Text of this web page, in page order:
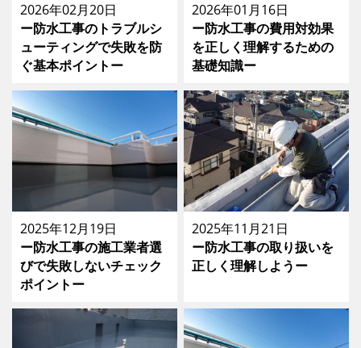
2026年02月20日
ー防水工事のトラブルシ
ューティングで失敗を防
ぐ基本ポイントー
2026年01月16日
ー防水工事の費用対効果
を正しく理解するための
基礎知識ー
2025年12月19日
ー防水工事の施工業者選
びで失敗しないチェック
ポイントー
2025年11月21日
ー防水工事の取り扱いを
正しく理解しようー